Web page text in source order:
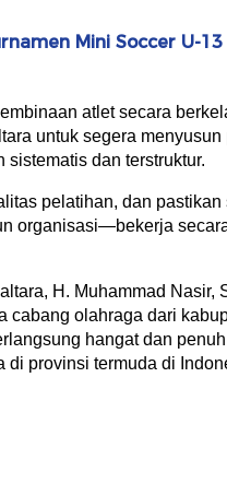
Mini Soccer U-
atlet secara
untuk segera
dan terstruktur.
pelatihan, dan
organisasi—bekerja
H. Muhammad Nasir,
cabang olahraga dari
hangat dan
di provinsi termuda di